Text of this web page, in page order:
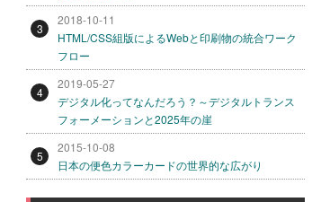
3
2018-10-11
HTML/CSS組版によるWebと印刷物の統合ワーク
フロー
4
2019-05-27
デジタル化ってなんだろう？～デジタルトランス
フォーメーションと2025年の崖
5
2015-10-08
日本の便色カラーカードの世界的な広がり